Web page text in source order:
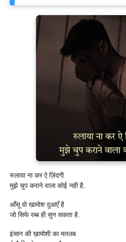
रुलाया ना कर ऐ ज़िंदगी
मुझे चुप कराने वाला कोई नही है.
आँसू वो खामोश दुआएँ है
जो सिर्फ रब्ब ही सुन सकता है.
इंसान की ख़ामोशी का मतलब